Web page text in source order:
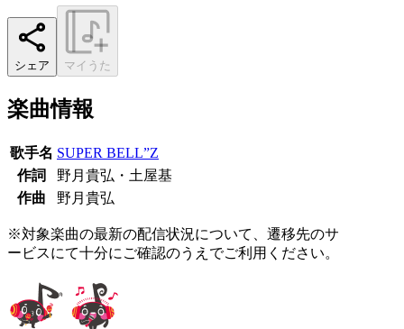
シェア マイうた
楽曲情報
歌手名 SUPER BELL”Z
作詞
野月貴弘・土屋基
作曲
野月貴弘
※対象楽曲の最新の配信状況について、遷移先のサ
ービスにて十分にご確認のうえでご利用ください。